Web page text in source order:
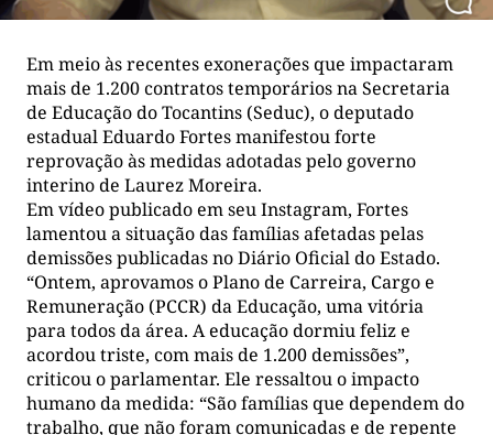
Em meio às recentes exonerações que impactaram
mais de 1.200 contratos temporários na Secretaria
de Educação do Tocantins (Seduc), o deputado
estadual Eduardo Fortes manifestou forte
reprovação às medidas adotadas pelo governo
interino de Laurez Moreira.
Em vídeo publicado em seu Instagram, Fortes
lamentou a situação das famílias afetadas pelas
demissões publicadas no Diário Oficial do Estado.
“Ontem, aprovamos o Plano de Carreira, Cargo e
Remuneração (PCCR) da Educação, uma vitória
para todos da área. A educação dormiu feliz e
acordou triste, com mais de 1.200 demissões”,
criticou o parlamentar. Ele ressaltou o impacto
humano da medida: “São famílias que dependem do
trabalho, que não foram comunicadas e de repente